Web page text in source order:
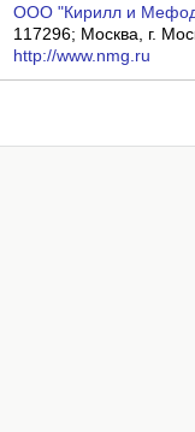
ООО "Кирилл и
117296; Москва, г.
http://www.nmg.ru